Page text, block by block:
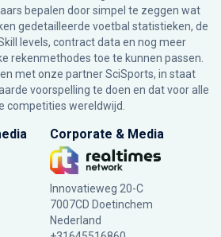
bepalen door simpel te zeggen wat
gedetailleerde voetbal statistieken, de
levels, contract data en nog meer
rekenmethodes toe te kunnen passen.
met onze partner SciSports, in staat
voorspelling te doen en dat voor alle
competities wereldwijd.
Corporate & Media
Innovatieweg 20-C
7007CD Doetinchem
Nederland